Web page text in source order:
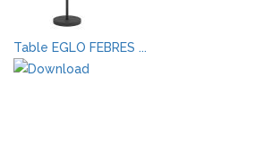
Table EGLO FEBRES ...